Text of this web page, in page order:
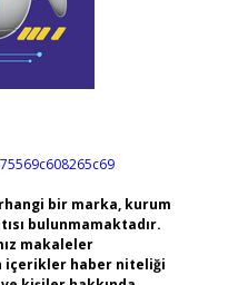
bir marka, kurum
bulunmamaktadır.
makaleler
içerikler haber niteliği